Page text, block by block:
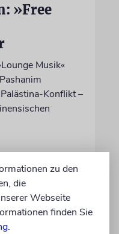
»Free
Musik«
Konflikt –
zu den
die
Webseite
finden Sie
.